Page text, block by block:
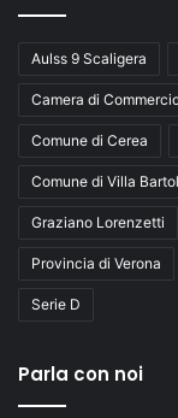
Aulss 9 Scaligera
Camera di
Comune di Cerea
Comune di Villa
Graziano Lorenzetti
Provincia di Verona
Serie D
Parla con noi